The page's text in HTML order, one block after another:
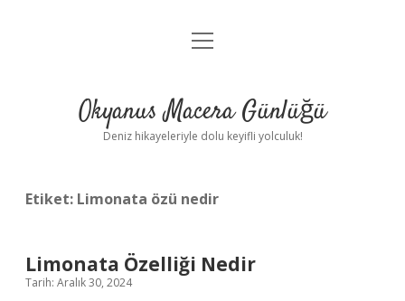
Anasayfa
Yasal Uyarı
menüyü
Okyanus Macera Günlüğü
Deniz hikayeleriyle dolu keyifli yolculuk!
Etiket: Limonata özü nedir
Limonata Özelliği Nedir
Tarih: Aralık 30, 2024